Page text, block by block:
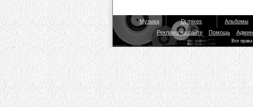
Музыка Dj mixes Альбомы
Реклама на сайте
Помощь
Все